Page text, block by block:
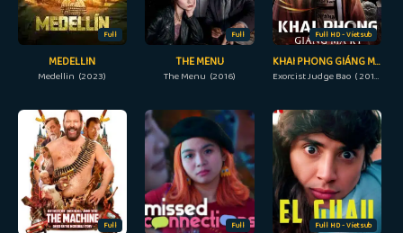
Full
MEDELLIN
Medellin (2023)
Full
THE MENU
The Menu (2016)
Full HD - Vietsub
KHAI PHONG GIÁNG MA KÝ
Exorcist Judge Bao ( 2019)
Full Full Full HD - Vietsub